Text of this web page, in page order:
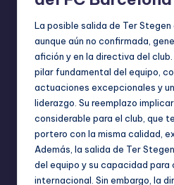
La posible salida de Ter Stegen
aunque aún no confirmada,
afición y en la directiva del
pilar fundamental del equipo,
actuaciones excepcionales y
liderazgo. Su reemplazo
considerable para el club, que
portero con la misma calidad,
Además, la salida de Ter
del equipo y su capacidad para
internacional. Sin embargo, la